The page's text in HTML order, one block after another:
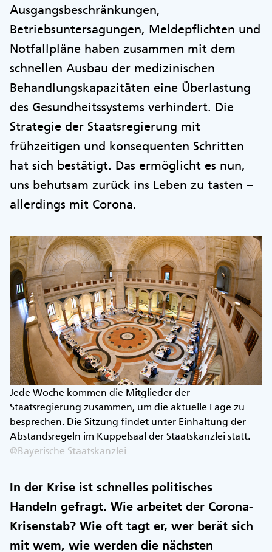
Ausgangsbeschränkungen,
Betriebsuntersagungen, Meldepflichten und
Notfallpläne haben zusammen mit dem
schnellen Ausbau der medizinischen
Behandlungskapazitäten eine Überlastung
des Gesundheitssystems verhindert. Die
Strategie der Staatsregierung mit
frühzeitigen und konsequenten Schritten
hat sich bestätigt. Das ermöglicht es nun,
uns behutsam zurück ins Leben zu tasten –
allerdings mit Corona.
Jede Woche kommen die Mitglieder der
Staatsregierung zusammen, um die aktuelle Lage zu
besprechen. Die Sitzung findet unter Einhaltung der
Abstandsregeln im Kuppelsaal der Staatskanzlei statt.
@Bayerische Staatskanzlei
In der Krise ist schnelles politisches
Handeln gefragt. Wie arbeitet der Corona-
Krisenstab? Wie oft tagt er, wer berät sich
mit wem, wie werden die nächsten